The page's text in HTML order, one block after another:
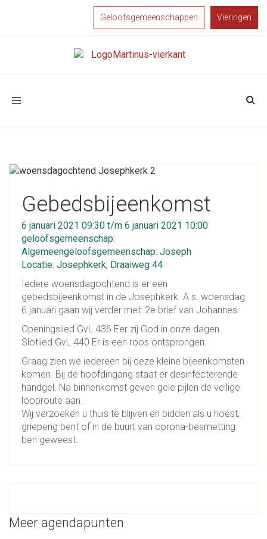
Geloofsgemeenschappen Vieringen
Toggle
Gebedsbijeenkomst
6 januari 2021 09:30 t/m 6 januari 2021 10:00
geloofsgemeenschap:
Algemeengeloofsgemeenschap: Joseph
Locatie: Josephkerk, Draaiweg 44
Iedere woensdagochtend is er een
gebedsbijeenkomst in de Josephkerk. A.s. woensdag
6 januari gaan wij verder met: 2e brief van Johannes.
Openingslied GvL 436 Eer zij God in onze dagen.
Slotlied GvL 440 Er is een roos ontsprongen.
Graag zien we iedereen bij deze kleine bijeenkomsten
komen. Bij de hoofdingang staat er desinfecterende
handgel. Na binnenkomst geven gele pijlen de veilige
looproute aan.
Wij verzoeken u thuis te blijven en bidden als u hoest,
grieperig bent of in de buurt van corona-besmetting
ben geweest.
Meer agendapunten